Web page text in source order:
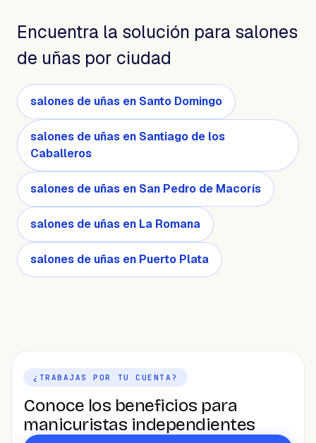
Encuentra la solución para salones
de uñas por ciudad
salones de uñas en Santo Domingo
salones de uñas en Santiago de los
Caballeros
salones de uñas en San Pedro de Macorís
salones de uñas en La Romana
salones de uñas en Puerto Plata
¿TRABAJAS POR TU CUENTA?
Conoce los beneficios para
manicuristas independientes